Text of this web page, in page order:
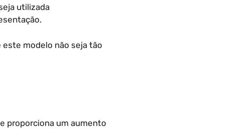
utilizada
modelo não seja tão
proporciona um aumento